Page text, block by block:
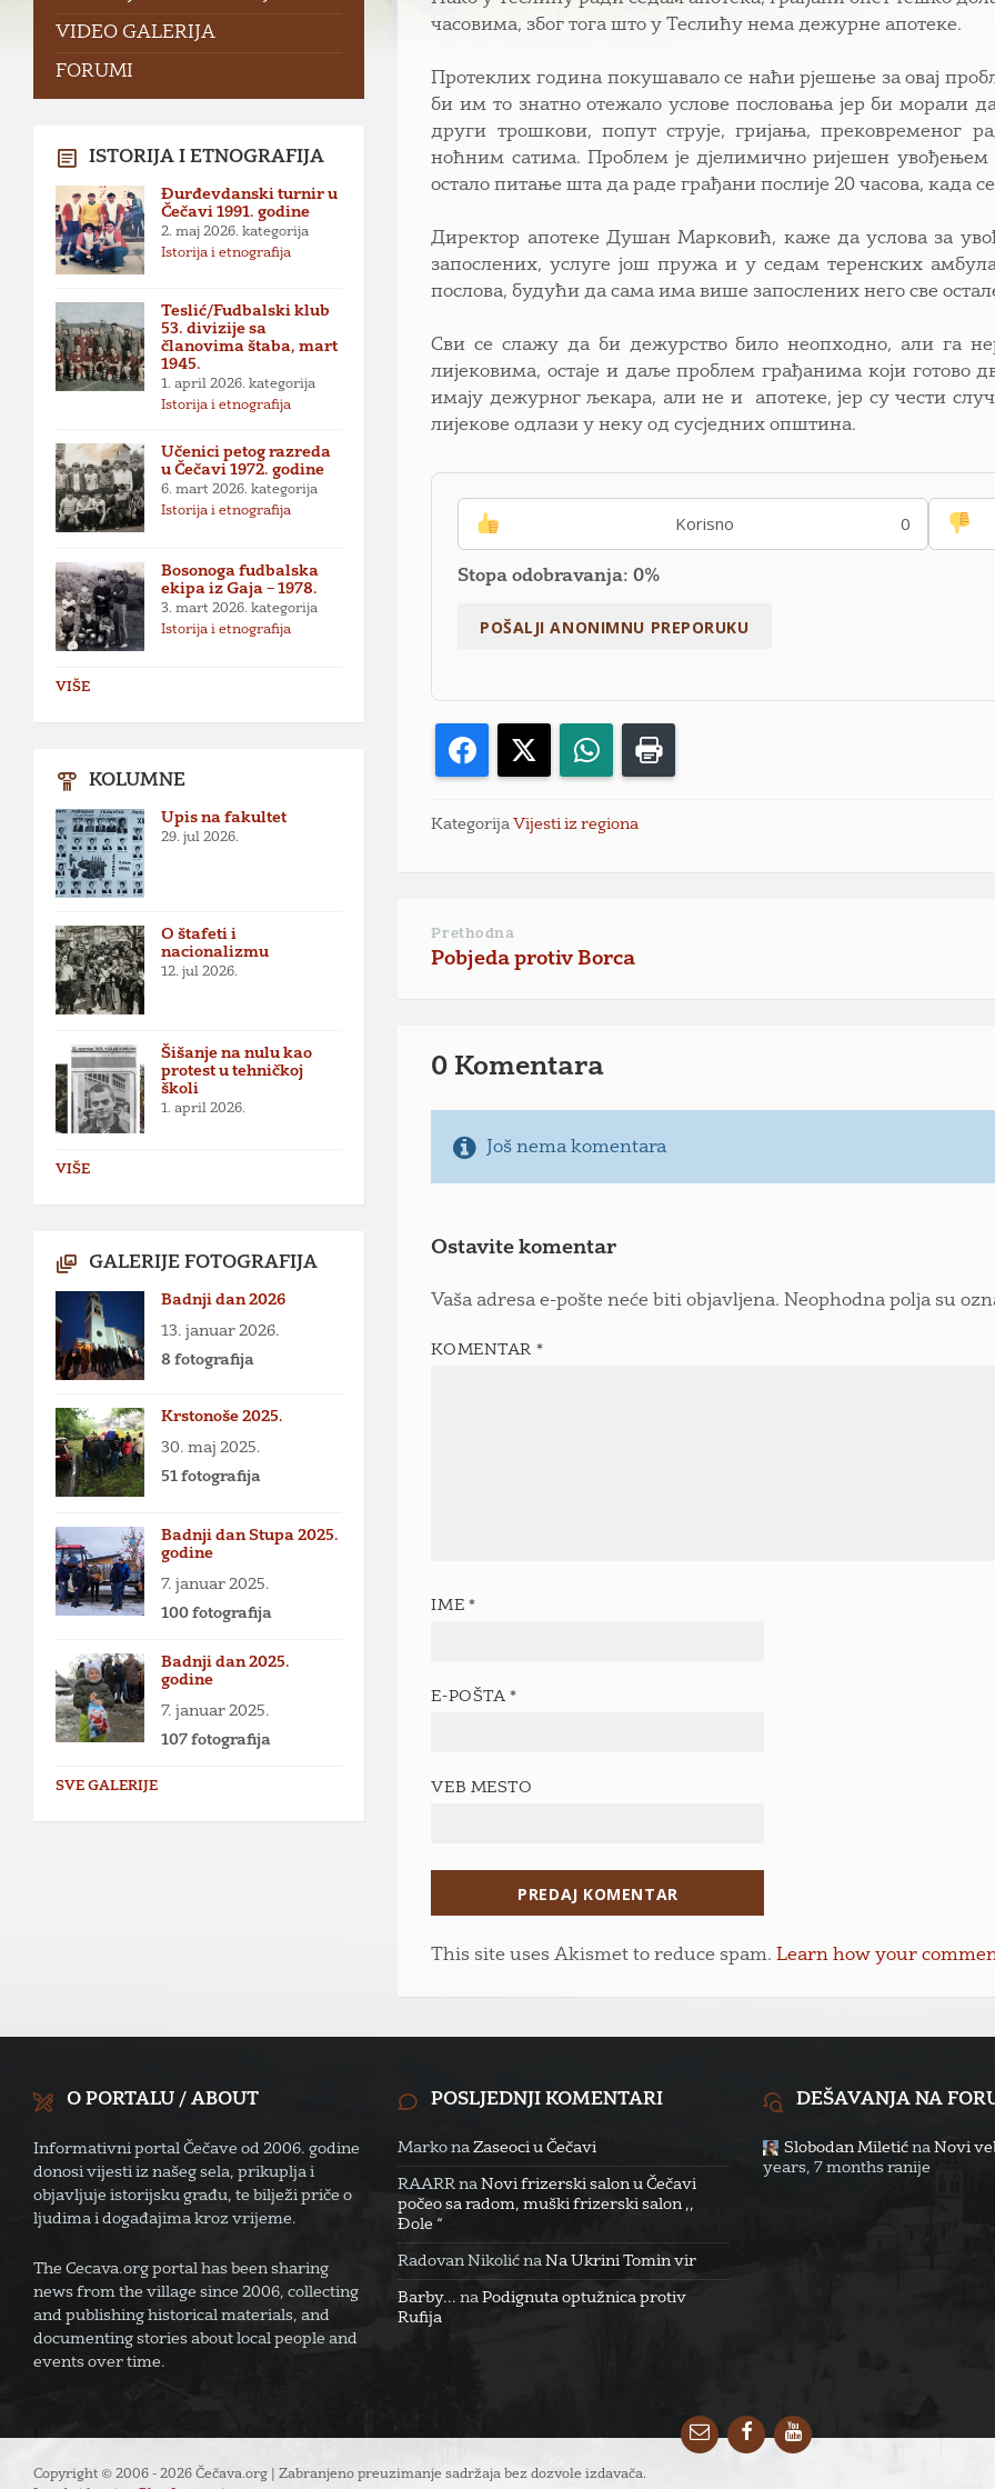
часовима, због тога што у Теслићу нема дежурне апотеке.
Протеклих година покушавало се наћи рјешење за овај
би им то знатно отежало услове пословања јер би морали
други трошкови, попут струје, гријања, прековременог
ноћним сатима. Проблем је дјелимично ријешен увођењем
остало питање шта да раде грађани послије 20 часова, када
Директор апотеке Душан Марковић, каже да услова за
запослених, услуге још пружа и у седам теренских
послова, будући да сама има више запослених него све
Сви се слажу да би дежурство било неопходно, али га
лијековима, остаје и даље проблем грађанима који готово
имају дежурног љекара, али не и апотеке, јер су чести
лијекове одлази у неку од сусједних општина.
Korisno 0
Stopa odobravanja: 0%
Facebook WhatsApp
Kategorija Vijesti iz regiona
Prethodna
Pobjeda protiv Borca
0 Komentara
Još nema komentara
Ostavite komentar
Vaša adresa e-pošte neće biti objavljena. Neophodna polja su
KOMENTAR *
IME *
E-POŠTA *
VEB MESTO
This site uses Akismet to reduce spam.Learn how your
VIDEO GALERIJA
FORUMI
ISTORIJA I ETNOGRAFIJA
Đurđevdanski turnir u
Čečavi 1991. godine
2. maj 2026. kategorija
Istorija i etnografija
Teslić/Fudbalski klub
53. divizije sa
članovima štaba, mart
1945.
1. april 2026. kategorija
Istorija i etnografija
Učenici petog razreda
u Čečavi 1972. godine
6. mart 2026. kategorija
Istorija i etnografija
Bosonoga fudbalska
ekipa iz Gaja – 1978.
3. mart 2026. kategorija
Istorija i etnografija
VIŠE
KOLUMNE
Upis na fakultet
29. jul 2026.
O štafeti i
nacionalizmu
12. jul 2026.
Šišanje na nulu kao
protest u tehničkoj
školi
1. april 2026.
VIŠE
GALERIJE FOTOGRAFIJA
Badnji dan 2026
13. januar 2026.
8 fotografija
Krstonoše 2025.
30. maj 2025.
51 fotografija
Badnji dan Stupa 2025.
godine
7. januar 2025.
100 fotografija
Badnji dan 2025.
godine
7. januar 2025.
107 fotografija
SVE GALERIJE
O PORTALU / ABOUT
Informativni portal Čečave od 2006. godine
donosi vijesti iz našeg sela, prikuplja i
objavljuje istorijsku građu, te bilježi priče o
ljudima i događajima kroz vrijeme.
The Cecava.org portal has been sharing
news from the village since 2006, collecting
and publishing historical materials, and
documenting stories about local people and
events over time.
POSLJEDNJI KOMENTARI
Marko naZaseoci u Čečavi
RAARR naNovi frizerski salon u Čečavi
počeo sa radom, muški frizerski salon ,,
Đole “
Radovan Nikolić naNa Ukrini Tomin vir
Barby... naPodignuta optužnica protiv
Rufija
DEŠAVANJA NA
Slobodan Miletićna Novi
years, 7 months ranije
EmailFacebookYouTube
Copyright © 2006 - 2026 Čečava.org | Zabranjeno preuzimanje sadržaja bez dozvole izdavača.